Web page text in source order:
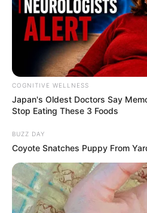
‘વિદ્યાર્થીઓને
ગનનો ઉપયોગ
ગાંધીએ અમિત
2 weeks ago
કેનેડામાં કાર
એન્જિનિયરનું મોત
પેપર લીક વિરુદ્ધ
મોદીએ રાતે 12
કહ્યું, પેપર લીક
2 weeks ago
COGNITIVE WELLNESS
Japan's Oldest Doctors Say
Stop Eating These 3 Foods
BUZZ DAY
Coyote Snatches Puppy From